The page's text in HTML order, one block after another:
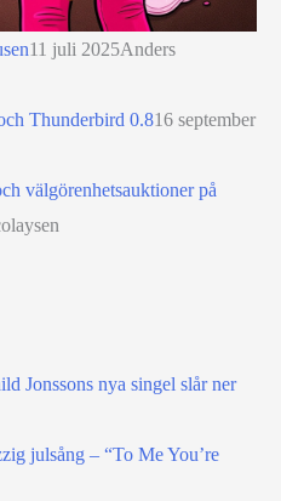
11 juli 2025Anders
Thunderbird 0.816 september
välgörenhetsauktioner på
Jonssons nya singel slår ner
julsång – “To Me You’re